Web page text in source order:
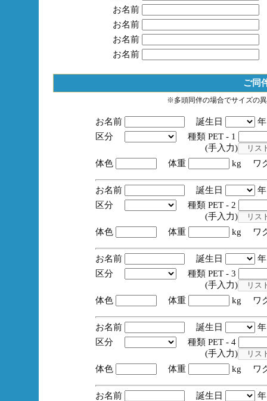
お名前
お名前
お名前
お名前
ご同
※多頭同伴の場合でサイズの
お名前 誕生日
区分
種類 PET - 1
(手入力)
体色
体重 kg ワ
お名前 誕生日
区分
種類 PET - 2
(手入力)
体色
体重 kg ワ
お名前 誕生日
区分
種類 PET - 3
(手入力)
体色
体重 kg ワ
お名前 誕生日
区分
種類 PET - 4
(手入力)
体色
体重 kg ワ
お名前 誕生日